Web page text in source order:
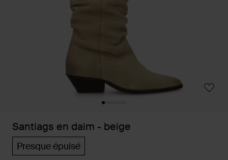
Santiags en daim - beige
Presque épuisé